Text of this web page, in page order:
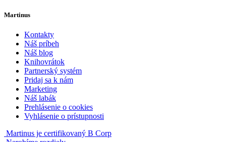
Martinus
Kontakty
Náš príbeh
Náš blog
Knihovrátok
Partnerský systém
Pridaj sa k nám
Marketing
Náš labák
Prehlásenie o cookies
Vyhlásenie o prístupnosti
Martinus je certifikovaný B Corp